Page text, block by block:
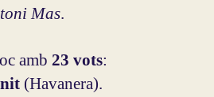
Mas.
amb 23 vots:
(Havanera).